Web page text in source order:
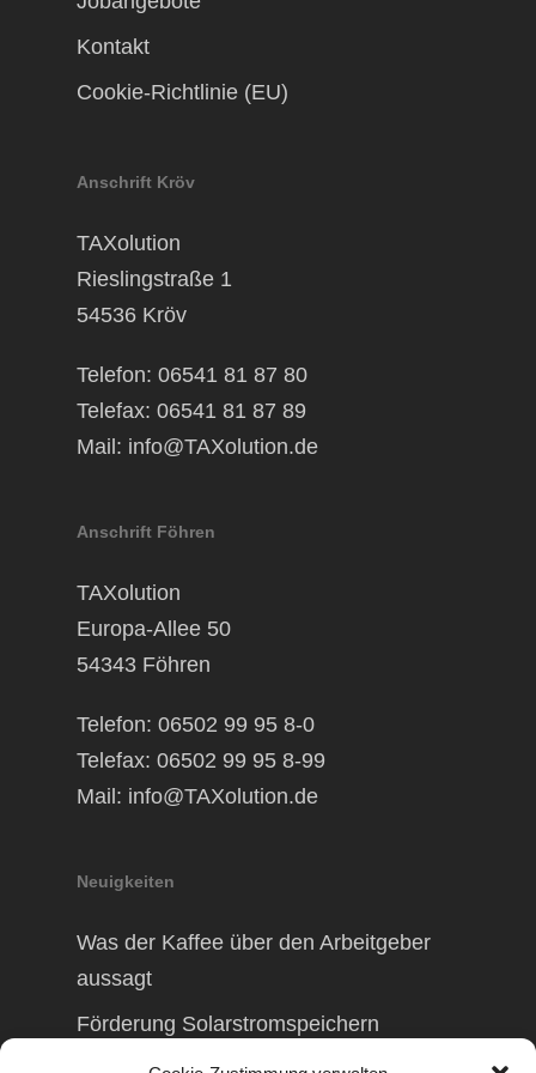
Kontakt
Cookie-Richtlinie (EU)
Anschrift Kröv
TAXolution
Rieslingstraße 1
54536 Kröv
Telefon: 06541 81 87 80
Telefax: 06541 81 87 89
Mail: info@TAXolution.de
Anschrift Föhren
TAXolution
Europa-Allee 50
54343 Föhren
Telefon: 06502 99 95 8-0
Telefax: 06502 99 95 8-99
Mail: info@TAXolution.de
Neuigkeiten
Was der Kaffee über den Arbeitgeber
aussagt
Förderung Solarstromspeichern